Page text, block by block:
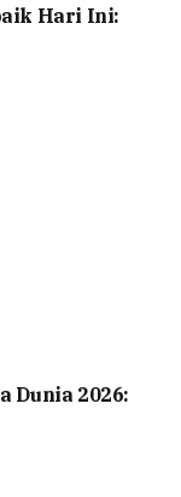
Hari Ini:
Dunia 2026: